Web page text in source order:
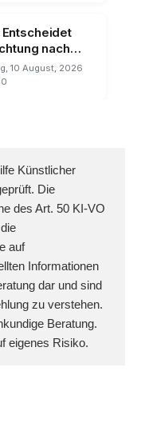
nach
10 August, 2026
Künstlicher
Die
des Art. 50 KI-VO
auf
Informationen
dar und sind
zu verstehen.
Beratung.
eigenes Risiko.